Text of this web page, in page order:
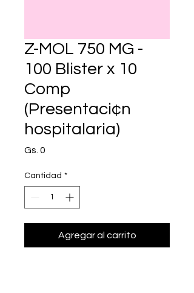
Z-MOL 750 MG -
100 Blister x 10
Comp
(Presentaci¢n
hospitalaria)
Gs. 0
Cantidad *
Agregar al carrito